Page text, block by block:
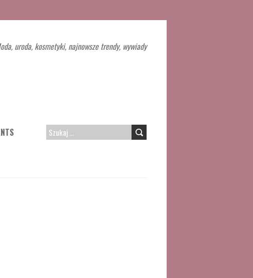
uroda, kosmetyki, najnowsze trendy, wywiady
SZUKAJ: